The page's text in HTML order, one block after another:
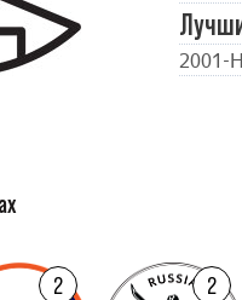
2001-
2 2